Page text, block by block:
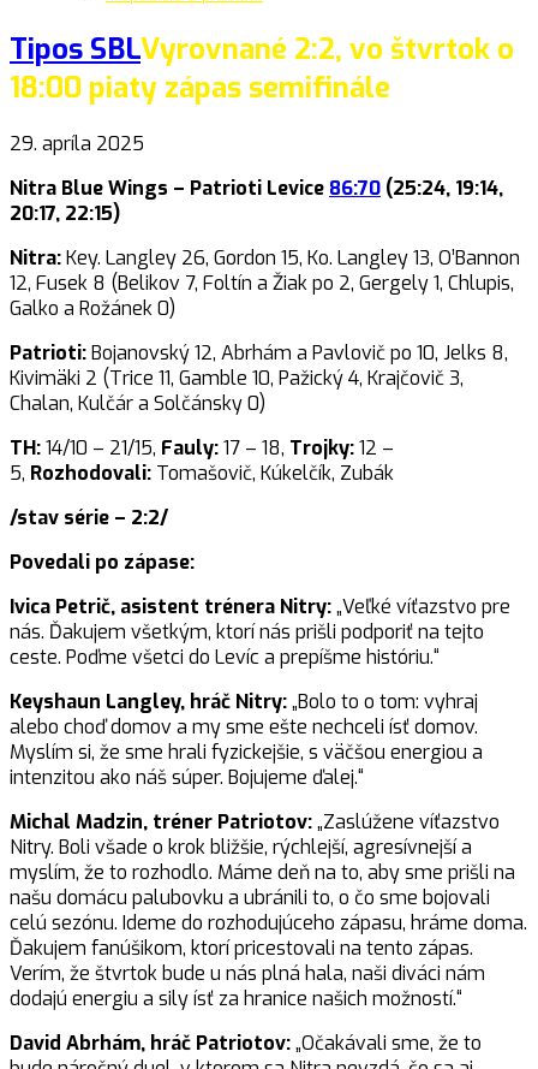
Tipos SBLVyrovnané 2:2, vo štvrtok o
18:00 piaty zápas semifinále
29. apríla 2025
Nitra Blue Wings – Patrioti Levice 86:70 (25:24, 19:14,
20:17, 22:15)
Nitra:Key. Langley 26, Gordon 15, Ko. Langley 13, O’Bannon
12, Fusek 8 (Belikov 7, Foltín a Žiak po 2, Gergely 1, Chlupis,
Galko a Rožánek 0)
Patrioti:Bojanovský 12, Abrhám a Pavlovič po 10, Jelks 8,
Kivimäki 2 (Trice 11, Gamble 10, Pažický 4, Krajčovič 3,
Chalan, Kulčár a Solčánsky 0)
TH:14/10 – 21/15, Fauly:17 – 18, Trojky:12 –
5, Rozhodovali: Tomašovič, Kúkelčík, Zubák
/stav série – 2:2/
Povedali po zápase:
Ivica Petrič, asistent trénera Nitry:„Veľké víťazstvo pre
nás. Ďakujem všetkým, ktorí nás prišli podporiť na tejto
ceste. Poďme všetci do Levíc a prepíšme históriu.“
Keyshaun Langley, hráč Nitry:„Bolo to o tom: vyhraj
alebo choď domov a my sme ešte nechceli ísť domov.
Myslím si, že sme hrali fyzickejšie, s väčšou energiou a
intenzitou ako náš súper. Bojujeme ďalej.“
Michal Madzin, tréner Patriotov:„Zaslúžene víťazstvo
Nitry. Boli všade o krok bližšie, rýchlejší, agresívnejší a
myslím, že to rozhodlo. Máme deň na to, aby sme prišli na
našu domácu palubovku a ubránili to, o čo sme bojovali
celú sezónu. Ideme do rozhodujúceho zápasu, hráme doma.
Ďakujem fanúšikom, ktorí pricestovali na tento zápas.
Verím, že štvrtok bude u nás plná hala, naši diváci nám
dodajú energiu a sily ísť za hranice našich možností.“
David Abrhám, hráč Patriotov:„Očakávali sme, že to